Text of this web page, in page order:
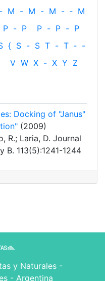
- M - M - M - ‐ M
P - P P - P - P
{ S - S T - T ‐ -
V W X - X Y Z
Docking of "Janus"
(2009)
R.; Laria, D. Journal
B. 113(5):1241-1244
y Naturales -
- Argentina